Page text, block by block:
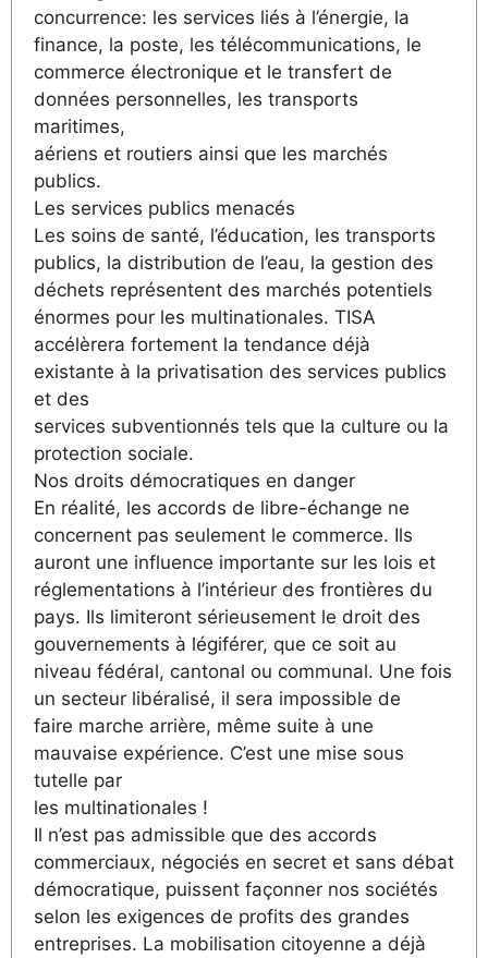
concurrence: les services liés à l’énergie, la
finance, la poste, les télécommunications, le
commerce électronique et le transfert de
données personnelles, les transports
maritimes,
aériens et routiers ainsi que les marchés
publics.
Les services publics menacés
Les soins de santé, l’éducation, les transports
publics, la distribution de l’eau, la gestion des
déchets représentent des marchés potentiels
énormes pour les multinationales. TISA
accélèrera fortement la tendance déjà
existante à la privatisation des services publics
et des
services subventionnés tels que la culture ou la
protection sociale.
Nos droits démocratiques en danger
En réalité, les accords de libre-échange ne
concernent pas seulement le commerce. Ils
auront une influence importante sur les lois et
réglementations à l’intérieur des frontières du
pays. Ils limiteront sérieusement le droit des
gouvernements à légiférer, que ce soit au
niveau fédéral, cantonal ou communal. Une fois
un secteur libéralisé, il sera impossible de
faire marche arrière, même suite à une
mauvaise expérience. C’est une mise sous
tutelle par
les multinationales !
Il n’est pas admissible que des accords
commerciaux, négociés en secret et sans débat
démocratique, puissent façonner nos sociétés
selon les exigences de profits des grandes
entreprises. La mobilisation citoyenne a déjà